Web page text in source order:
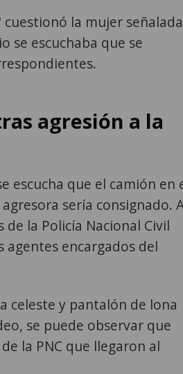
la mujer señalada
se escuchaba que se
agresión a la
escucha que el camión en
sería consignado.
la Policía Nacional Civil
agentes encargados del
celeste y pantalón de lona
se puede observar que
la PNC que llegaron al